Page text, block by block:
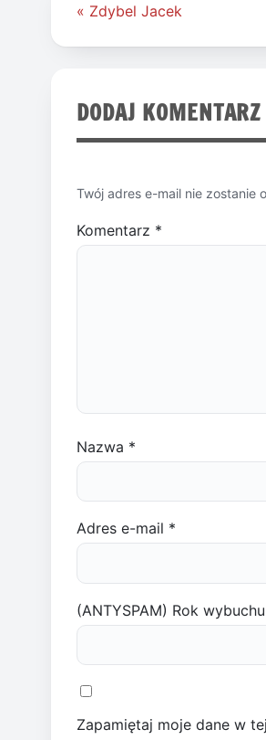
Nawigacja
« Zdybel Jacek
DODAJ KOMENTARZ
Twój adres e-mail nie zostanie
Komentarz *
Nazwa *
Adres e-mail *
(ANTYSPAM) Rok
Zapamiętaj moje dane w